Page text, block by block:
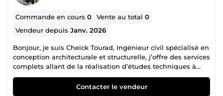
Commande en cours0 Vente au total0
Vendeur depuisJanv. 2026
Bonjour, je suis Cheick Tourad, Ingénieur civil spécialisé en
conception architecturale et structurelle, j’offre des services
complets allant de la réalisation d’études techniques à
l’estimation des matériaux et des coûts. Mon expertise en
optimisation de structures garantit des projets sûrs,
Contacter le vendeur